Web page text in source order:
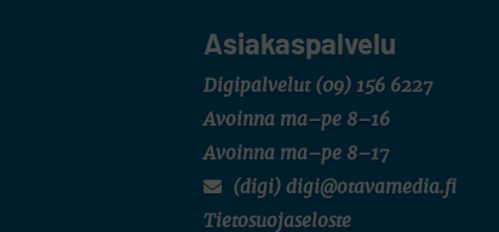
Asiakaspalvelu
Digipalvelut (09) 156 6227
Avoinna ma–pe 8–16
Avoinna ma–pe 8–17
(digi) digi@otavamedia.fi
Tietosuojaseloste